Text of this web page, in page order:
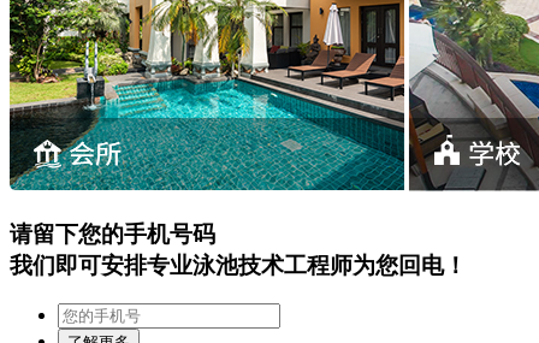
请留下您的手机号码
我们即可安排专业泳池技术工程师为您回电！